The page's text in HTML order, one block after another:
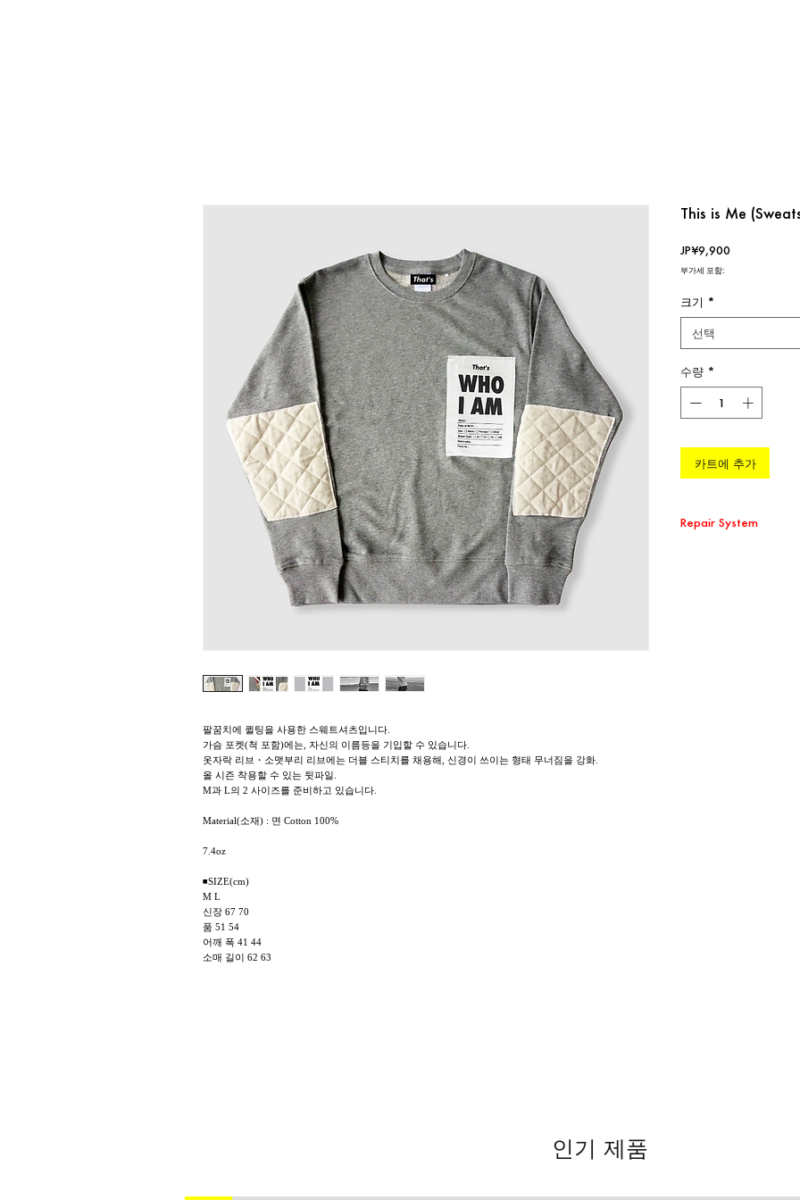
팔꿈치에 퀼팅을 사용한 스웨트셔츠입니다.
가슴 포켓(척 포함)에는, 자신의 이름등을 기입할 수 있습니다.
옷자락 리브・소맷부리 리브에는 더블 스티치를 채용해, 신경이 쓰이는 형태 무너짐을 강화.
올 시즌 착용할 수 있는 뒷파일.
M과 L의 2 사이즈를 준비하고 있습니다.
Material(소재) : 면 Cotton 100%
7.4oz
◾SIZE(cm)
M L
신장 67 70
품 51 54
어깨 폭 41 44
소매 길이 62 63
This is Me
JP¥9,900가
부가세 포함:
크기 *
선택
수량 *
카트에 추가
Repair System
인기 제품